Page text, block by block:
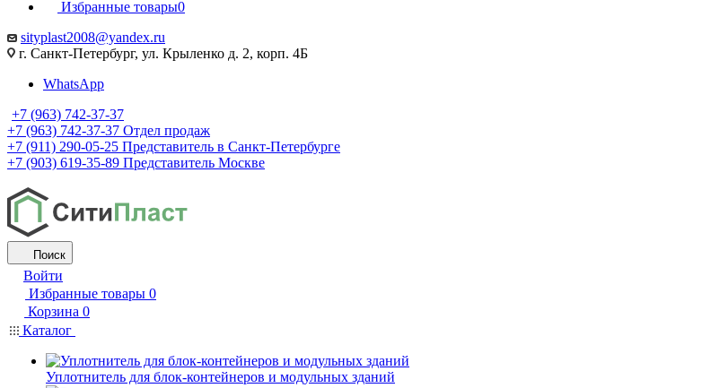
Избранные товары0
sityplast2008@yandex.ru
г. Санкт-Петербург, ул. Крыленко д. 2, корп. 4Б
WhatsApp
+7 (963) 742-37-37
+7 (963) 742-37-37 Отдел продаж
+7 (911) 290-05-25 Представитель в Санкт-Петербурге
+7 (903) 619-35-89 Представитель Москве
Поиск
Войти
Избранные товары 0
Корзина 0
Каталог
Уплотнитель для блок-контейнеров и модульных зданий